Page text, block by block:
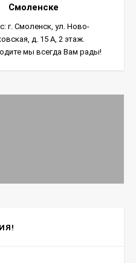
Смоленске
г. Смоленск, ул. Ново-
д. 15 А, 2 этаж.
мы всегда Вам рады!